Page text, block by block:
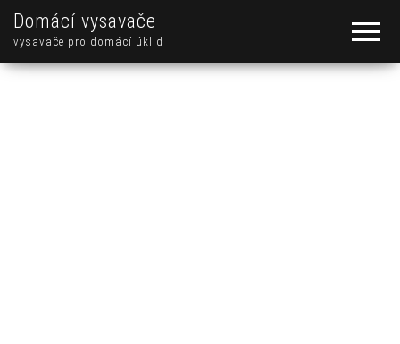
Domácí vysavače
vysavače pro domácí úklid